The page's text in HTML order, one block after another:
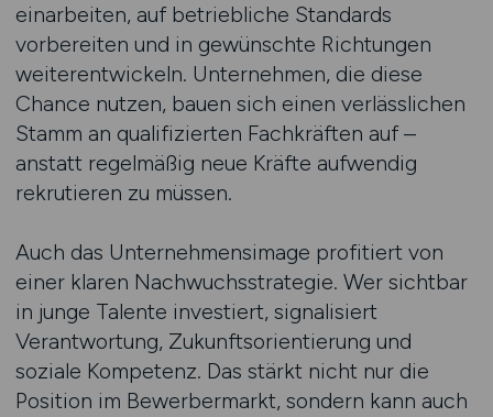
einarbeiten, auf betriebliche Standards
vorbereiten und in gewünschte Richtungen
weiterentwickeln. Unternehmen, die diese
Chance nutzen, bauen sich einen verlässlichen
Stamm an qualifizierten Fachkräften auf –
anstatt regelmäßig neue Kräfte aufwendig
rekrutieren zu müssen.
Auch das Unternehmensimage profitiert von
einer klaren Nachwuchsstrategie. Wer sichtbar
in junge Talente investiert, signalisiert
Verantwortung, Zukunftsorientierung und
soziale Kompetenz. Das stärkt nicht nur die
Position im Bewerbermarkt, sondern kann auch